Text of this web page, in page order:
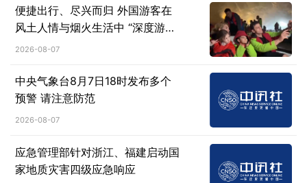
便捷出行、尽兴而归 外国游客在
风土人情与烟火生活中 “深度游中
国”
2026-08-07
中央气象台8月7日18时发布多个
预警 请注意防范
2026-08-07
应急管理部针对浙江、福建启动国
家地质灾害四级应急响应